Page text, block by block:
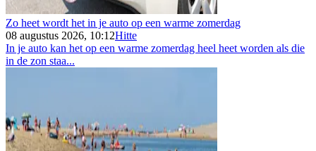
Zo heet wordt het in je auto op een warme zomerdag
08 augustus 2026, 10:12Hitte
In je auto kan het op een warme zomerdag heel heet worden als die
in de zon staa...